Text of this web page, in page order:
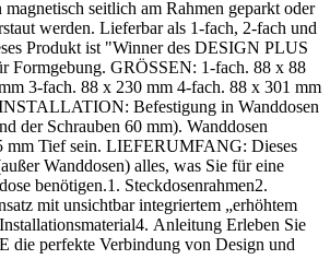
seitlich am Rahmen geparkt oder
werden. Lieferbar als 1-fach, 2-fach und
Produkt ist "Winner des DESIGN PLUS
Formgebung. GRÖSSEN: 1-fach. 88 x 88
3-fach. 88 x 230 mm 4-fach. 88 x 301 mm
Befestigung in Wanddosen
der Schrauben 60 mm). Wanddosen
mm Tief sein. LIEFERUMFANG: Dieses
Wanddosen) alles, was Sie für eine
benötigen.1. Steckdosenrahmen2.
mit unsichtbar integriertem „erhöhtem
Anleitung Erleben Sie
perfekte Verbindung von Design und